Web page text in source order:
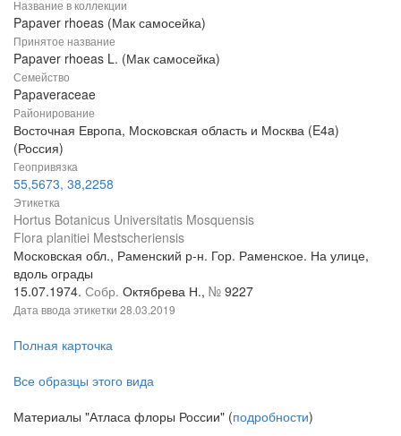
Название в коллекции
Papaver rhoeas (Мак самосейка)
Принятое название
Papaver rhoeas L. (Мак самосейка)
Семейство
Papaveraceae
Районирование
Восточная Европа, Московская область и Москва (E4a)
(Россия)
Геопривязка
55,5673, 38,2258
Этикетка
Hortus Botanicus Universitatis Mosquensis
Flora planitiei Mestscheriensis
Московская обл., Раменский р-н. Гор. Раменское. На улице,
вдоль ограды
15.07.1974. Собр. Октябрева Н., № 9227
Дата ввода этикетки 28.03.2019
Полная карточка
Все образцы этого вида
Материалы "Атласа флоры России" (подробности)